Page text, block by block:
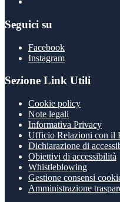
Seguici su
Facebook
Instagram
Sezione Link Utili
Cookie policy
Note legali
Informativa Privacy
Ufficio Relazioni con il
Dichiarazione di
Obiettivi di accessibilità
Whistleblowing
Gestione consensi
Amministrazione